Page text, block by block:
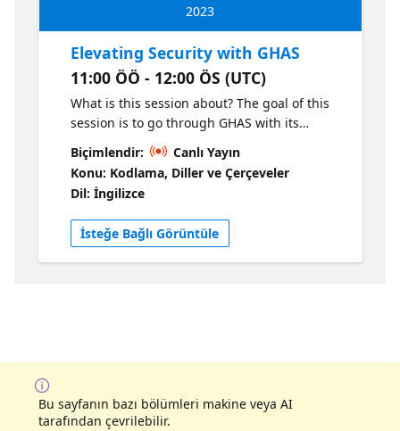
service Why should you attend? Learn how to
pipelines.
2023
Elevating Security with GHAS
11:00 ÖÖ - 12:00 ÖS (UTC)
What is this session about? The goal of this
session is to go through GHAS with its
features and show how teams can
significantly secure their applications by
utilizing out of the box functionality GitHub
Advanced Security (GHAS) Why should you
attend? Learn how to secure your source
code with the Power of GHAS. Identify
passwords and PATs in your code together
Biçimlendir:
Canlı Yayın
Konu: Kodlama, Diller ve Çerçeveler
Dil: İngilizce
İsteğe Bağlı Görüntüle
Bu sayfanın bazı bölümleri makine veya AI
tarafından çevrilebilir.